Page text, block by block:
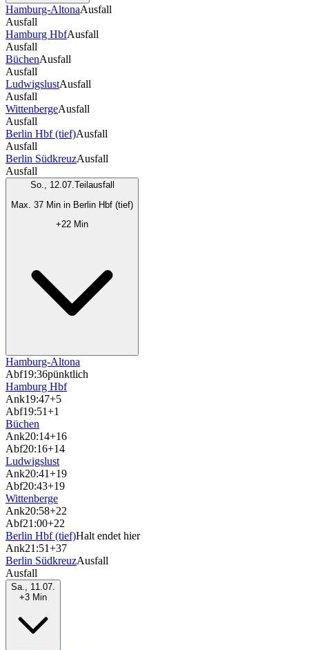
Hamburg-AltonaAusfall
Ausfall
Hamburg HbfAusfall
Ausfall
BüchenAusfall
Ausfall
LudwigslustAusfall
Ausfall
WittenbergeAusfall
Ausfall
Berlin Hbf (tief)Ausfall
Ausfall
Berlin SüdkreuzAusfall
Ausfall
So., 12.07.Teilausfall
Max. 37 Min in Berlin Hbf (tief)
+22 Min
Hamburg-Altona
Abf19:36pünktlich
Hamburg Hbf
Ank19:47+5
Abf19:51+1
Büchen
Ank20:14+16
Abf20:16+14
Ludwigslust
Ank20:41+19
Abf20:43+19
Wittenberge
Ank20:58+22
Abf21:00+22
Berlin Hbf (tief)Halt endet hier
Ank21:51+37
Berlin SüdkreuzAusfall
Ausfall
Sa., 11.07.
+3 Min